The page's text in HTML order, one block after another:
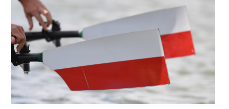
DLA MEDIÓW
MŁODE POLSKIE WIOSŁA
PO2
KONTAKT